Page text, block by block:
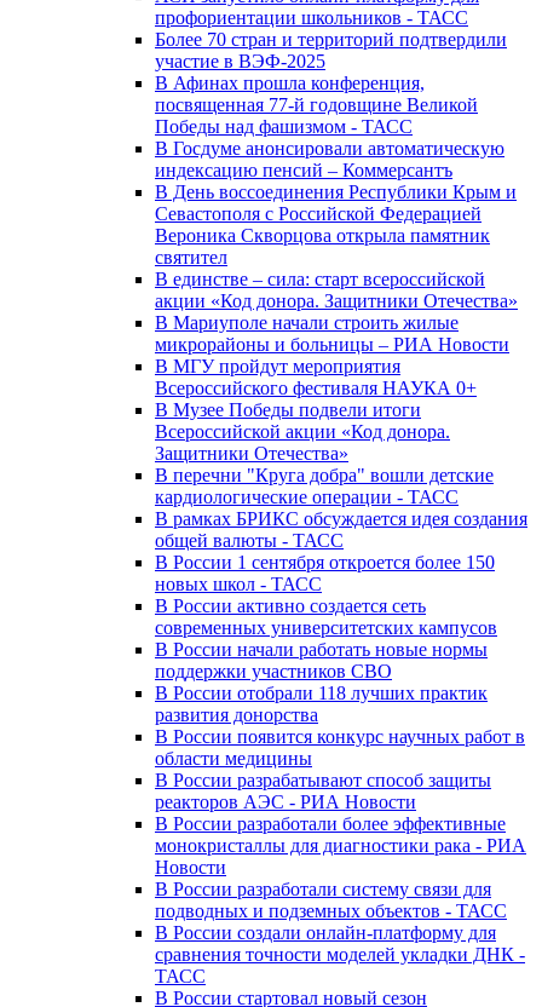
профориентации школьников - ТАСС
Более 70 стран и территорий подтвердили
участие в ВЭФ-2025
В Афинах прошла конференция,
посвященная 77-й годовщине Великой
Победы над фашизмом - ТАСС
В Госдуме анонсировали автоматическую
индексацию пенсий – Коммерсантъ
В День воссоединения Республики Крым и
Севастополя с Российской Федерацией
Вероника Скворцова открыла памятник
святител
В единстве – сила: старт всероссийской
акции «Код донора. Защитники Отечества»
В Мариуполе начали строить жилые
микрорайоны и больницы – РИА Новости
В МГУ пройдут мероприятия
Всероссийского фестиваля НАУКА 0+
В Музее Победы подвели итоги
Всероссийской акции «Код донора.
Защитники Отечества»
В перечни "Круга добра" вошли детские
кардиологические операции - ТАСС
В рамках БРИКС обсуждается идея создания
общей валюты - ТАСС
В России 1 сентября откроется более 150
новых школ - ТАСС
В России активно создается сеть
современных университетских кампусов
В России начали работать новые нормы
поддержки участников СВО
В России отобрали 118 лучших практик
развития донорства
В России появится конкурс научных работ в
области медицины
В России разрабатывают способ защиты
реакторов АЭС - РИА Новости
В России разработали более эффективные
монокристаллы для диагностики рака - РИА
Новости
В России разработали систему связи для
подводных и подземных объектов - ТАСС
В России создали онлайн-платформу для
сравнения точности моделей укладки ДНК -
ТАСС
В России стартовал новый сезон